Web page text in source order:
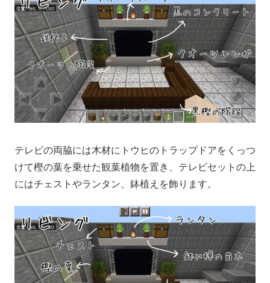
テレビの両脇には木材にトウヒのトラップドアをくっつ
けて樫の葉を乗せた観葉植物を置き、テレビセットの上
にはチェストやランタン、鉢植えを飾ります。